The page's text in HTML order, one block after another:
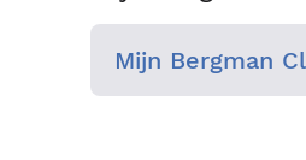
Mijn Bergman